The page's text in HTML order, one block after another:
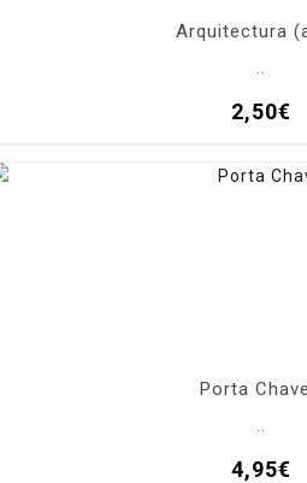
Arquitectura
2,50€
Porta
4,95€